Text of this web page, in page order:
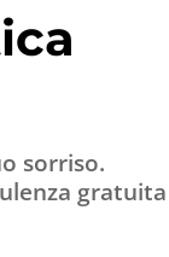
sorriso.
gratuita